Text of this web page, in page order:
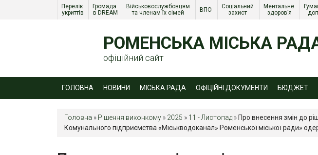
Перелік
укриттів
Громада
в DREAM
Військовослужбовцям
та членам їх сімей
ВПО
Соціальний
захист
Ментальне
здоров’я
РОМЕНСЬКА МІСЬКА
офіційний сайт
ГОЛОВНА НОВИНИ МІСЬКА РАДА ОФІЦІЙНІ ДОКУМЕНТИ БЮДЖЕТ
Головна » Рішення виконкому » 2025 » 11 - Листопад » Про внесення змін до
Комунального підприємства «Міськводоканал» Роменської міської ради»